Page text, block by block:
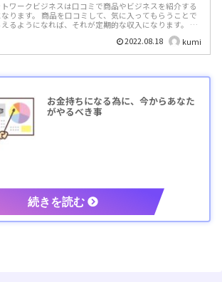
ワークビジネスは口コミで商品やビジネスを紹介する
ります。 商品を口コミして、気に入ってもらうことで
るようになれば、それが定期的な収入になります。 ま
2022.08.18 kumi
お金持ちになる為に、今からあなた
がやるべき事